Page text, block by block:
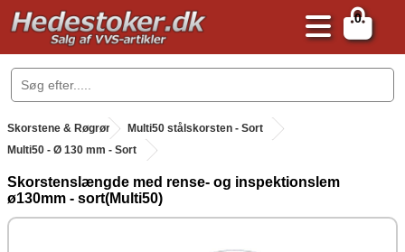
0
.
Skorstene & Røgrør .
Multi50 stålskorsten - Sort
Multi50 - Ø 130 mm - Sort
Skorstenslængde med rense- og inspektionslem
ø130mm - sort(Multi50)